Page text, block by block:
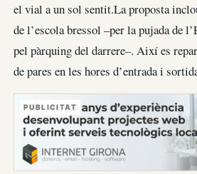
el vial a un sol sentit.La proposta
de l’escola bressol –per la pujada de
pel pàrquing del darrere–. Així es
de pares en les hores d’entrada i
PUBLICITAT